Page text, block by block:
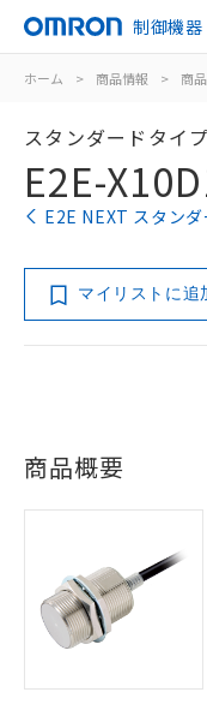
制御機器
ホーム > 商品情報 > 商
スタンダードタイ
E2E-
E2E NEXT スタン
マイリストに追
商品概要